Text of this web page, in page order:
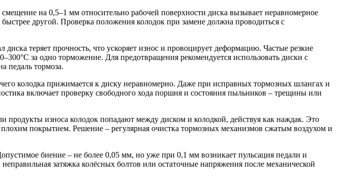
на 0,5–1 мм относительно рабочей поверхности диска вызывает неравномерное
другой. Проверка положения колодок при замене должна проводиться с
теряет прочность, что ускоряет износ и провоцирует деформацию. Частые резкие
за одно торможение. Для предотвращения рекомендуется использовать диски с
педаль тормоза.
колодка прижимается к диску неравномерно. Даже при исправных тормозных шлангах и
включает проверку свободного хода поршня и состояния пыльников – трещины или
износа колодок попадают между диском и колодкой, действуя как наждак. Это
покрытием. Решение – регулярная очистка тормозных механизмов сжатым воздухом и
биение – не более 0,05 мм, но уже при 0,1 мм возникает пульсация педали и
затяжка колёсных болтов или остаточные напряжения после механической